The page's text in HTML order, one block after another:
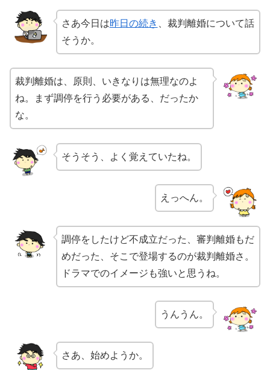
さあ今日は昨日の続き
、裁判離婚について話
そうか。
裁判離婚は、原則、いきなりは無理なのよ
ね。まず調停を行う必要がある、だったか
な。
そうそう、よく覚えていたね。
えっへん。
調停をしたけど不成立だった、審判離婚もだ
めだった、そこで登場するのが裁判離婚さ。
ドラマでのイメージも強いと思うね。
うんうん。
さあ、始めようか。